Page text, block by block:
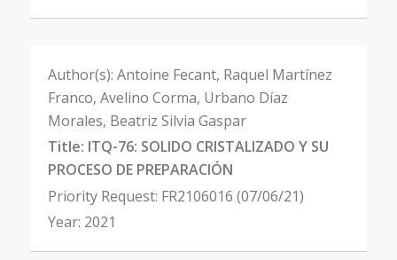
Author(s): Antoine Fecant, Raquel Martínez
Franco, Avelino Corma, Urbano Díaz
Morales, Beatriz Silvia Gaspar
Title: ITQ-76: SOLIDO CRISTALIZADO Y SU
PROCESO DE PREPARACIÓN
Priority Request: FR2106016 (07/06/21)
Year: 2021